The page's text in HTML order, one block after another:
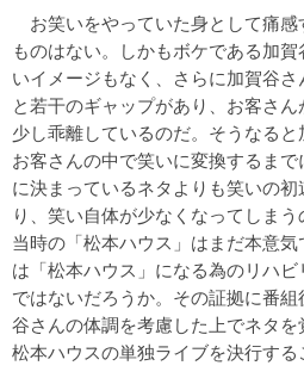
お笑いをやっていた身として痛感
ものはない。しかもボケである加
いイメージもなく、さらに加賀谷
と若干のギャップがあり、お客さ
少し乖離しているのだ。そうなる
お客さんの中で笑いに変換するま
に決まっているネタよりも笑いの
り、笑い自体が少なくなってしま
当時の「松本ハウス」はまだ本意
は「松本ハウス」になる為のリハ
ではないだろうか。その証拠に番
谷さんの体調を考慮した上でネタ
松本ハウスの単独ライブを決行する